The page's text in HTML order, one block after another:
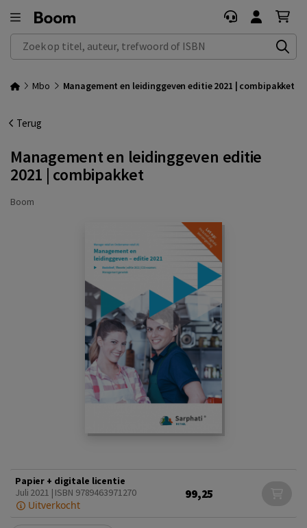
Zoek op titel, auteur, trefwoord of ISBN
Mbo Management en leidinggeven editie 2021 | combipakket
Terug
Management en leidinggeven editie
2021 | combipakket
Boom
Papier + digitale licentie
Juli 2021 | ISBN 9789463971270
Uitverkocht
99,25